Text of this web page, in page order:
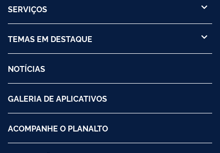
SERVIÇOS
TEMAS EM DESTAQUE
NOTÍCIAS
GALERIA DE APLICATIVOS
ACOMPANHE O PLANALTO